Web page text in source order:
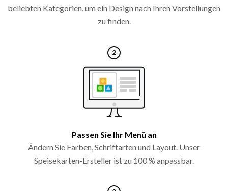
beliebten Kategorien, um ein Design nach Ihren Vorstellungen
zu finden.
Passen Sie Ihr Menü an
Ändern Sie Farben, Schriftarten und Layout. Unser
Speisekarten-Ersteller ist zu 100 % anpassbar.